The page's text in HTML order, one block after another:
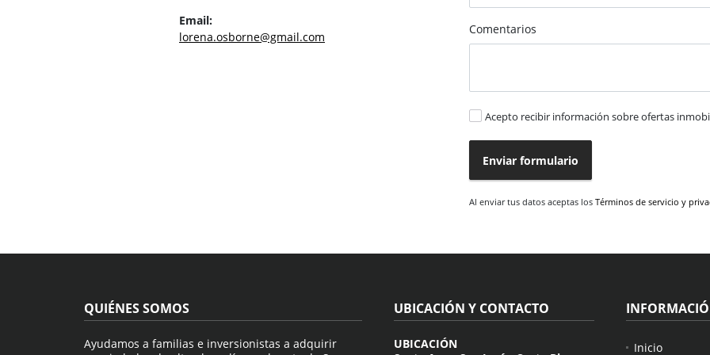
Email:
lorena.osborne@gmail.com
Comentarios
Acepto recibir información sobre ofertas
Enviar formulario
Al enviar tus datos aceptas los Términos de servicio y
QUIÉNES SOMOS
Ayudamos a familias e inversionistas a adquirir
UBICACIÓN Y CONTACTO
UBICACIÓN
Inicio